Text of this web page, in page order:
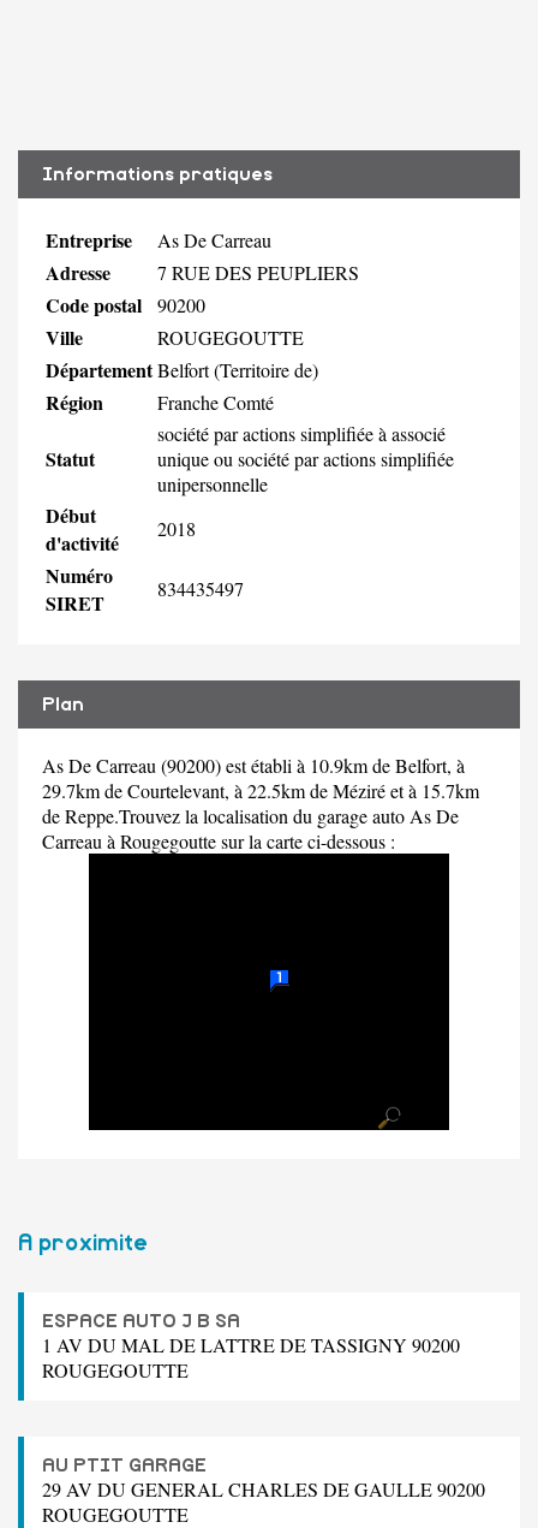
Informations pratiques
Entreprise As De Carreau
Adresse 7 RUE DES PEUPLIERS
Code postal 90200
Ville ROUGEGOUTTE
DépartementBelfort (Territoire de)
Région Franche Comté
Statut
société par actions simplifiée à associé
unique ou société par actions simplifiée
unipersonnelle
Début
d'activité
2018
Numéro
SIRET
834435497
Plan
As De Carreau (90200) est établi à 10.9km de Belfort, à
29.7km de Courtelevant, à 22.5km de Méziré et à 15.7km
de Reppe.Trouvez la localisation du garage auto As De
Carreau à Rougegoutte sur la carte ci-dessous :
A proximite
ESPACE AUTO J B SA
1 AV DU MAL DE LATTRE DE TASSIGNY 90200
ROUGEGOUTTE
AU PTIT GARAGE
29 AV DU GENERAL CHARLES DE GAULLE 90200
ROUGEGOUTTE